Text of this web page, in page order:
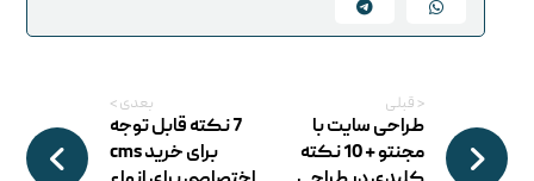
< قبلی
طراحی سایت با
مجنتو + 10 نکته
بعدی >
7 نکته قابل توجه
برای خرید cms